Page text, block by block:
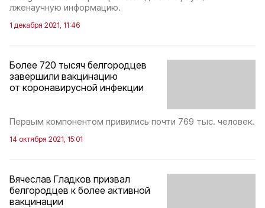
лженаучную информацию.
1 декабря 2021, 11:46
Более 720 тысяч белгородцев
завершили вакцинацию
от коронавирусной инфекции
Первым компонентом привились почти 769 тыс. человек.
14 октября 2021, 15:01
Вячеслав Гладков призвал
белгородцев к более активной
вакцинации